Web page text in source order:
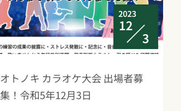
2023
12
3
オトノキ カラオケ大会 出場者募
集！令和5年12月3日